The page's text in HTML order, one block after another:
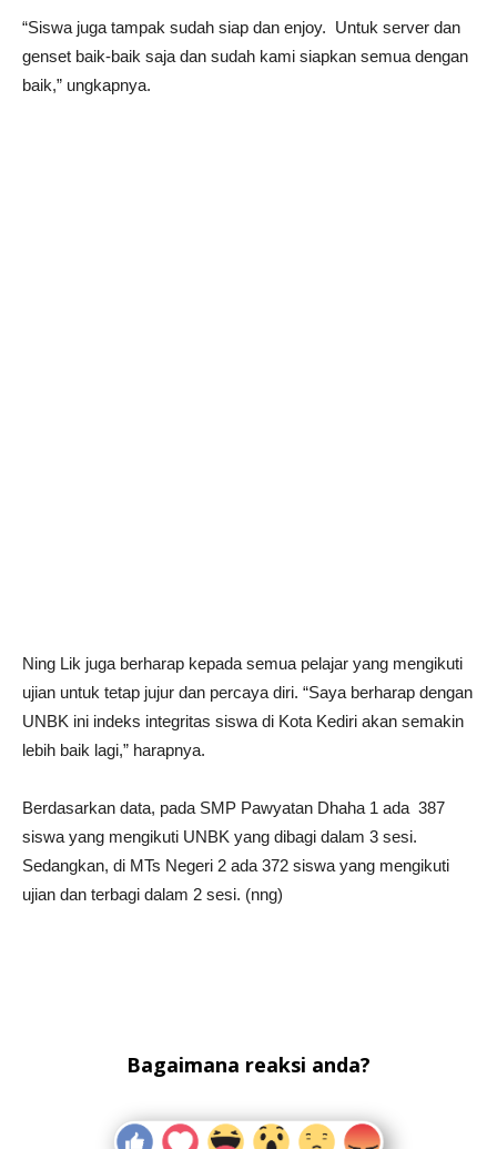
“Siswa juga tampak sudah siap dan enjoy. Untuk server dan
genset baik-baik saja dan sudah kami siapkan semua dengan
baik,” ungkapnya.
Ning Lik juga berharap kepada semua pelajar yang mengikuti
ujian untuk tetap jujur dan percaya diri. “Saya berharap dengan
UNBK ini indeks integritas siswa di Kota Kediri akan semakin
lebih baik lagi,” harapnya.
Berdasarkan data, pada SMP Pawyatan Dhaha 1 ada 387
siswa yang mengikuti UNBK yang dibagi dalam 3 sesi.
Sedangkan, di MTs Negeri 2 ada 372 siswa yang mengikuti
ujian dan terbagi dalam 2 sesi. (nng)
Bagaimana reaksi anda?